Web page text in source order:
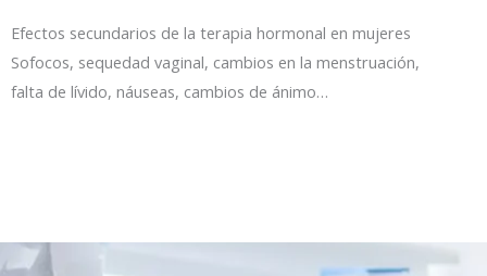
Efectos secundarios de la terapia hormonal en mujeres
Sofocos, sequedad vaginal, cambios en la menstruación,
falta de lívido, náuseas, cambios de ánimo…